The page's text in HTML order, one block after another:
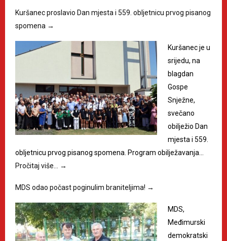
Kuršanec proslavio Dan mjesta i 559. obljetnicu prvog pisanog
spomena →
Kuršanec je u
srijedu, na
blagdan
Gospe
Snježne,
svečano
obilježio Dan
mjesta i 559.
obljetnicu prvog pisanog spomena. Program obilježavanja…
Pročitaj više…
→
MDS odao počast poginulim braniteljima! →
MDS,
Međimurski
demokratski